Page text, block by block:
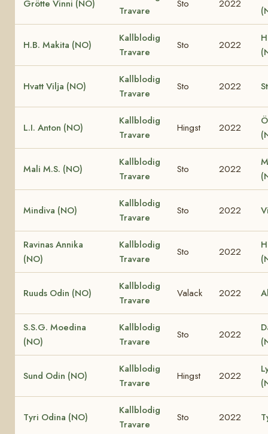
Grötte Vinni (NO)
Travare
Sto 2022
H.B. Makita (NO)
Kallblodig
Travare
Sto 2022
Hvatt Vilja (NO)
Kallblodig
Travare
Sto 2022
L.I. Anton (NO)
Kallblodig
Travare
Hingst 2022
Mali M.S. (NO)
Kallblodig
Travare
Sto 2022
Mindiva (NO)
Kallblodig
Travare
Sto 2022
Ravinas Annika
(NO)
Kallblodig
Travare
Sto 2022
Ruuds Odin (NO)
Kallblodig
Travare
Valack 2022
S.S.G. Moedina
(NO)
Kallblodig
Travare
Sto 2022
Sund Odin (NO)
Kallblodig
Travare
Hingst 2022
Tyri Odina (NO)
Kallblodig
Travare
Sto 2022